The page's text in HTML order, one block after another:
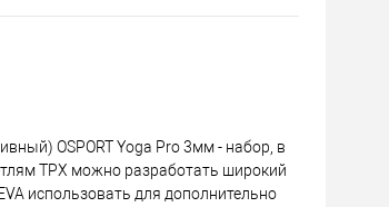
OSPORT Yoga Pro 3мм - набор, в
ТРХ можно разработать широкий
использовать для дополнительно